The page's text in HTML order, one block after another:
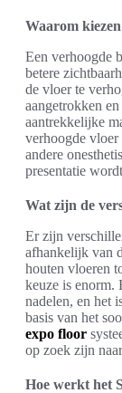
Waarom
Een verhoogde
betere
de vloer te
aangetrokken
aantrekkelijke
verhoogde vloer
andere
presentatie
Wat zijn de
Er zijn
afhankelijk van
houten vloeren
keuze is enorm.
nadelen, en het
basis van het
expo floor
op zoek zijn
Hoe werkt het